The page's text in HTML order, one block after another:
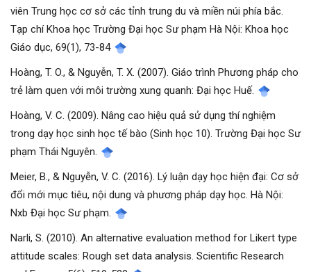
viên Trung học cơ sở các tỉnh trung du và miền núi phía bắc.
Tạp chí Khoa học Trường Đại học Sư phạm Hà Nội: Khoa học
Giáo dục, 69(1), 73-84
Hoàng, T. O., & Nguyễn, T. X. (2007). Giáo trình Phương pháp cho
trẻ làm quen với môi trường xung quanh: Đại học Huế.
Hoàng, V. C. (2009). Nâng cao hiệu quả sử dụng thí nghiệm
trong dạy học sinh học tế bào (Sinh học 10). Trường Đại học Sư
phạm Thái Nguyên.
Meier, B., & Nguyễn, V. C. (2016). Lý luận dạy học hiện đại: Cơ sở
đổi mới mục tiêu, nội dung và phương pháp dạy học. Hà Nội:
Nxb Đại học Sư phạm.
Narli, S. (2010). An alternative evaluation method for Likert type
attitude scales: Rough set data analysis. Scientific Research